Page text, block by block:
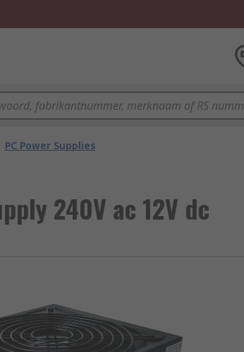
PC Power Supplies
240V ac 12V dc